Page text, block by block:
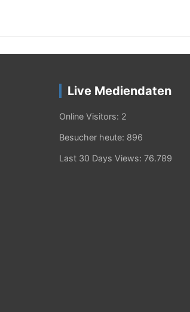
Live Mediendaten
Online Visitors: 2
Besucher heute: 896
Last 30 Days Views: 76.789